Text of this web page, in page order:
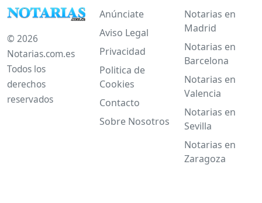
© 2026
Notarias.com.es
Todos los
derechos
reservados
Anúnciate
Aviso Legal
Privacidad
Politica de
Cookies
Contacto
Sobre Nosotros
Notarias en
Madrid
Notarias en
Barcelona
Notarias en
Valencia
Notarias en
Sevilla
Notarias en
Zaragoza